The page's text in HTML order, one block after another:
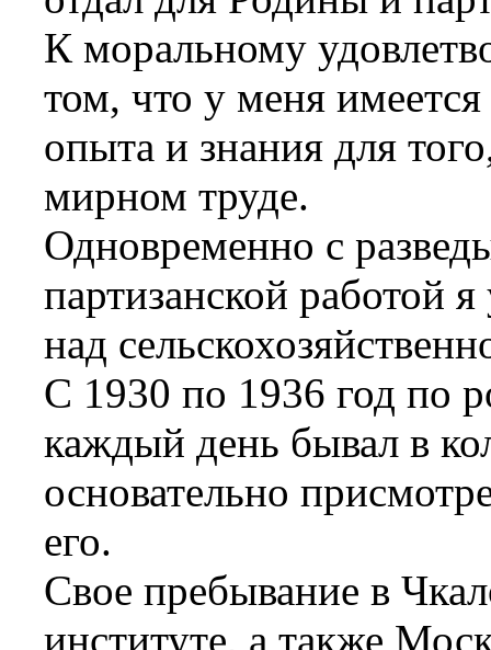
К моральному
том, что у меня
опыта и знания для
мирном труде.
Одновременно с
партизанской работой
над
С 1930 по 1936 год по
каждый день бывал в
основательно
его.
Свое пребывание в
институте, а также